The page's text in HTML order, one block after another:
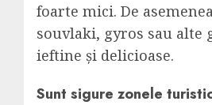
foarte mici. De
souvlaki, gyros sau alte
ieftine și delicioase.
Sunt sigure zonele